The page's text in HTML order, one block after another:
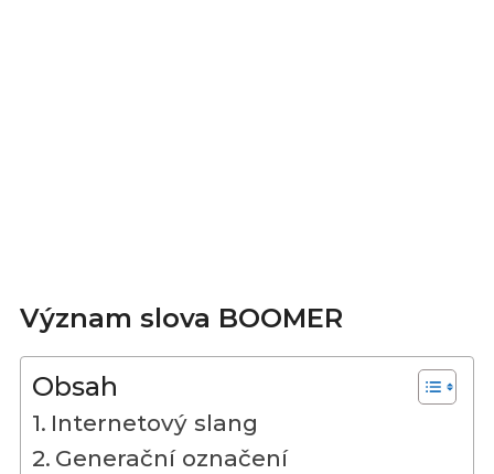
Význam slova BOOMER
Obsah
Internetový slang
Generační označení